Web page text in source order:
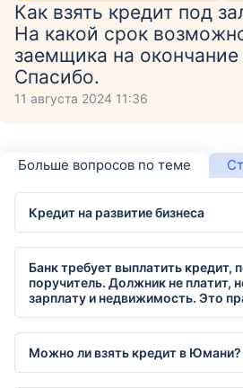
Как взять кредит под
На какой срок
заемщика на окончание
Спасибо.
11 августа 2024 11:36
Больше вопросов по теме
Кредит на развитие бизнеса
Банк требует выплатить кредит,
поручитель. Должник не платит,
зарплату и недвижимость. Это
Можно ли взять кредит в Юмани?